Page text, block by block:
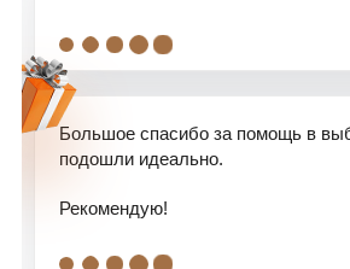
. . . . .
Большое спасибо за помощь в
подошли идеально.
Рекомендую!
. . . . .